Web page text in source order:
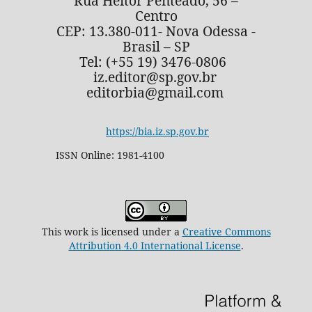
Centro
CEP: 13.380-011- Nova Odessa -
Brasil – SP
Tel: (+55 19) 3476-0806
iz.editor@sp.gov.br
editorbia@gmail.com
https://bia.iz.sp.gov.br
ISSN Online: 1981-4100
This work is licensed under a Creative Commons
Attribution 4.0 International License.